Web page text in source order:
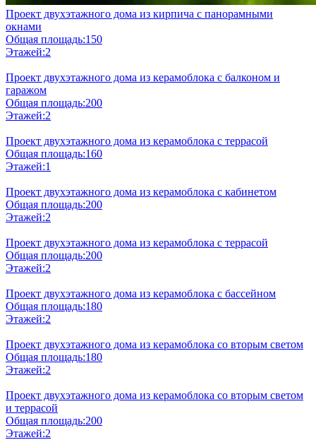
Проект двухэтажного дома из кирпича с панорамными
окнами
Общая площадь:150
Этажей:2
Проект двухэтажного дома из керамоблока с балконом и
гаражом
Общая площадь:200
Этажей:2
Проект двухэтажного дома из керамоблока с террасой
Общая площадь:160
Этажей:1
Проект двухэтажного дома из керамоблока с кабинетом
Общая площадь:200
Этажей:2
Проект двухэтажного дома из керамоблока с террасой
Общая площадь:200
Этажей:2
Проект двухэтажного дома из керамоблока с бассейном
Общая площадь:180
Этажей:2
Проект двухэтажного дома из керамоблока со вторым светом
Общая площадь:180
Этажей:2
Проект двухэтажного дома из керамоблока со вторым светом
и террасой
Общая площадь:200
Этажей:2